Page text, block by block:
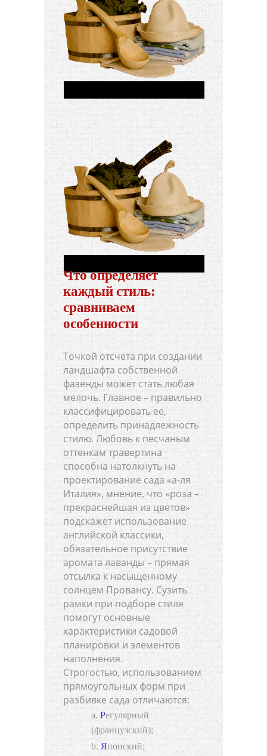
Что определяет
каждый стиль:
сравниваем
особенности
Точкой отсчета при создании
ландшафта собственной
фазенды может стать любая
мелочь. Главное – правильно
классифицировать ее,
определить принадлежность
стилю. Любовь к песчаным
оттенкам травертина
способна натолкнуть на
проектирование сада «а-ля
Италия», мнение, что «роза –
прекраснейшая из цветов»
подскажет использование
английской классики,
обязательное присутствие
аромата лаванды – прямая
отсылка к насыщенному
солнцем Провансу. Сузить
рамки при подборе стиля
помогут основные
характеристики садовой
планировки и элементов
наполнения.
Строгостью, использованием
прямоугольных форм при
разбивке сада отличаются:
Регулярный
(французский);
Японский;